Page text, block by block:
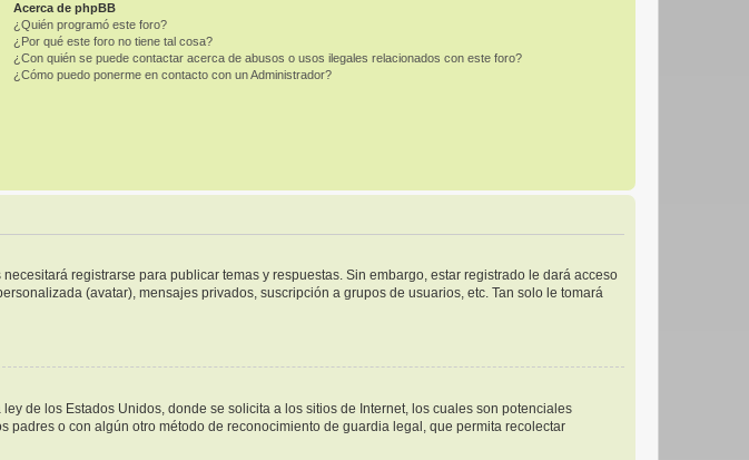
Acerca de phpBB
¿Quién programó este foro?
¿Por qué este foro no tiene tal cosa?
¿Con quién se puede contactar acerca de abusos o usos ilegales relacionados con este foro?
¿Cómo puedo ponerme en contacto con un Administrador?
registrarse para publicar temas y respuestas. Sin embargo, estar registrado le dará acceso
(avatar), mensajes privados, suscripción a grupos de usuarios, etc. Tan solo le tomará
de los Estados Unidos, donde se solicita a los sitios de Internet, los cuales son potenciales
o con algún otro método de reconocimiento de guardia legal, que permita recolectar